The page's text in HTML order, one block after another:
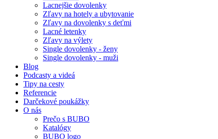
Lacnejšie dovolenky
Zľavy na hotely a ubytovanie
Zľavy na dovolenky s deťmi
Lacné letenky
Zľavy na výlety
Single dovolenky - ženy
Single dovolenky - muži
Blog
Podcasty a videá
Tipy na cesty
Referencie
Darčekové poukážky
O nás
Prečo s BUBO
Katalógy
BUBO logo